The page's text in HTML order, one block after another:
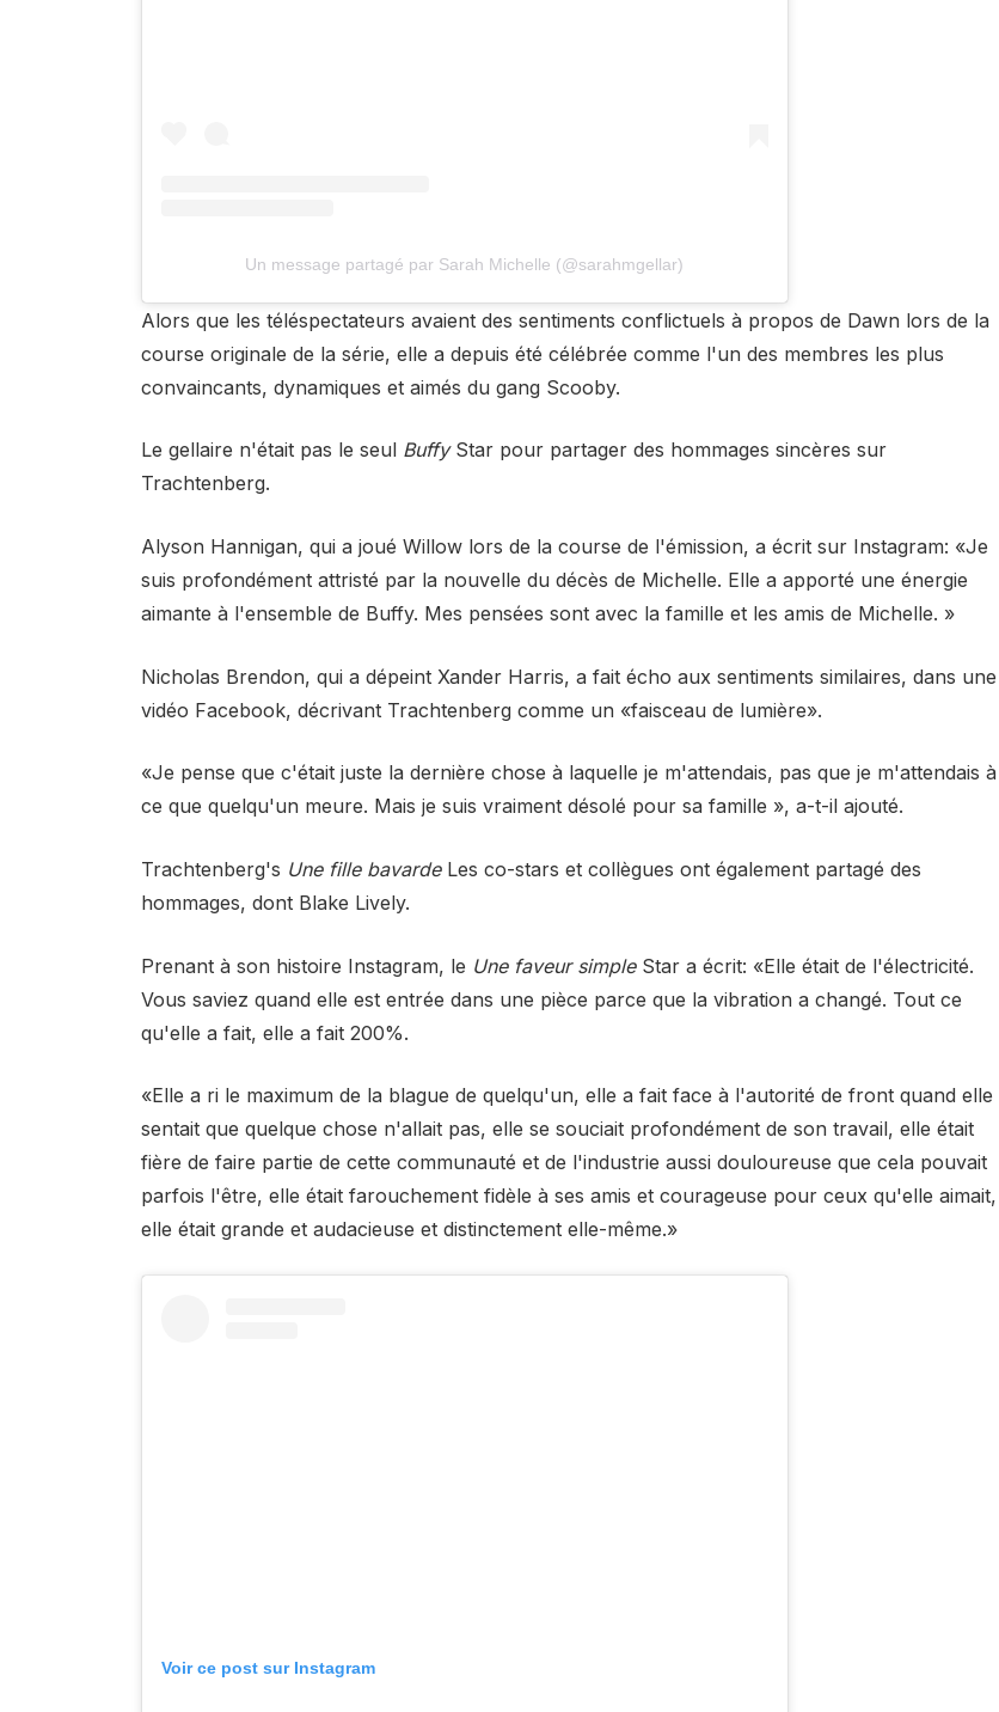
Un message partagé par Sarah Michelle (@sarahmgellar)
Alors que les téléspectateurs avaient des sentiments conflictuels à propos de Dawn lors de la
course originale de la série, elle a depuis été célébrée comme l'un des membres les plus
convaincants, dynamiques et aimés du gang Scooby.
Le gellaire n'était pas le seul BuffyStar pour partager des hommages sincères sur
Trachtenberg.
Alyson Hannigan, qui a joué Willow lors de la course de l'émission, a écrit sur Instagram: «Je
suis profondément attristé par la nouvelle du décès de Michelle. Elle a apporté une énergie
aimante à l'ensemble de Buffy. Mes pensées sont avec la famille et les amis de Michelle. »
Nicholas Brendon, qui a dépeint Xander Harris, a fait écho aux sentiments similaires, dans une
vidéo Facebook, décrivant Trachtenberg comme un «faisceau de lumière».
«Je pense que c'était juste la dernière chose à laquelle je m'attendais, pas que je m'attendais à
ce que quelqu'un meure. Mais je suis vraiment désolé pour sa famille », a-t-il ajouté.
Trachtenberg's Une fille bavardeLes co-stars et collègues ont également partagé des
hommages, dont Blake Lively.
Prenant à son histoire Instagram, le Une faveur simple Star a écrit: «Elle était de l'électricité.
Vous saviez quand elle est entrée dans une pièce parce que la vibration a changé. Tout ce
qu'elle a fait, elle a fait 200%.
«Elle a ri le maximum de la blague de quelqu'un, elle a fait face à l'autorité de front quand elle
sentait que quelque chose n'allait pas, elle se souciait profondément de son travail, elle était
fière de faire partie de cette communauté et de l'industrie aussi douloureuse que cela pouvait
parfois l'être, elle était farouchement fidèle à ses amis et courageuse pour ceux qu'elle aimait,
elle était grande et audacieuse et distinctement elle-même.»
Voir ce post sur Instagram